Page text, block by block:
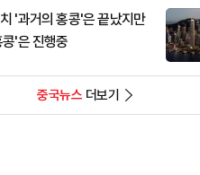
'과거의 홍콩'은 끝났지만
'은 진행중
중국뉴스더보기